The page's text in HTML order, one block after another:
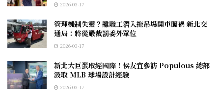
2026-03-17
管理機制失靈？離職工潛入拖吊場開車闖禍 新北交
通局：將從嚴裁罰委外單位
2026-03-17
新北大巨蛋取經國際！侯友宜參訪 Populous 總部
汲取 MLB 球場設計經驗
2026-03-17